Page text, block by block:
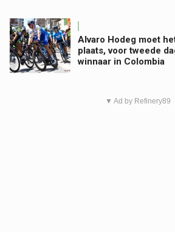
Alvaro Hodeg moet
plaats, voor tweede
winnaar in Colombia
▼ Ad by Refinery89